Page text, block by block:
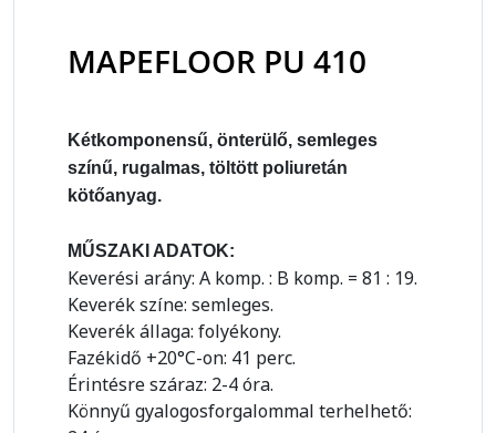
MAPEFLOOR PU 410
Kétkomponensű, önterülő, semleges
színű, rugalmas, töltött poliuretán
kötőanyag.
MŰSZAKI ADATOK:
Keverési arány: A komp. : B komp. = 81 : 19.
Keverék színe: semleges.
Keverék állaga: folyékony.
Fazékidő +20°C-on: 41 perc.
Érintésre száraz: 2-4 óra.
Könnyű gyalogosforgalommal terhelhető: